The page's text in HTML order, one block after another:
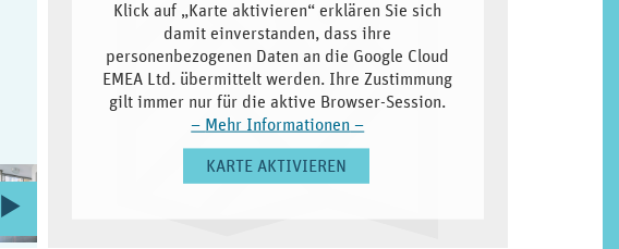
d
SEITE
Klick auf „Karte aktivieren“ erklären Sie sich
damit einverstanden, dass ihre
personenbezogenen Daten an die Google Cloud
EMEA Ltd. übermittelt werden. Ihre Zustimmung
gilt immer nur für die aktive Browser-Session.
– Mehr Informationen –
KARTE AKTIVIEREN